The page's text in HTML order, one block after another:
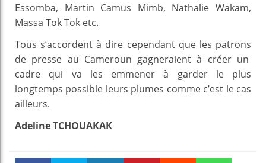
Essomba, Martin Camus Mimb, Nathalie Wakam,
Massa Tok Tok etc.
Tous s’accordent à dire cependant que les patrons
de presse au Cameroun gagneraient à créer un
cadre qui va les emmener à garder le plus
longtemps possible leurs plumes comme c’est le cas
ailleurs.
Adeline TCHOUAKAK